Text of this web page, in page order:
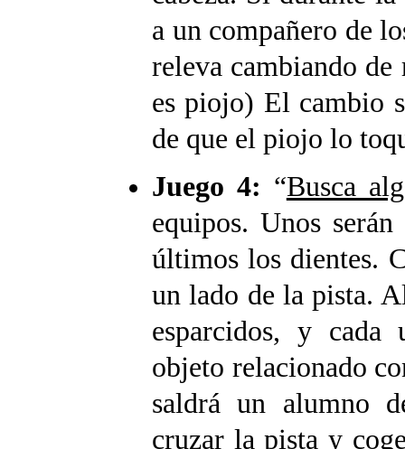
a un compañero de
releva cambiando de
es piojo) El cambio
de que el piojo lo
Juego 4: “Busca
equipos. Unos
últimos los dientes.
un lado de la pista.
esparcidos, y
objeto relacionado
saldrá un alumno
cruzar la pista y